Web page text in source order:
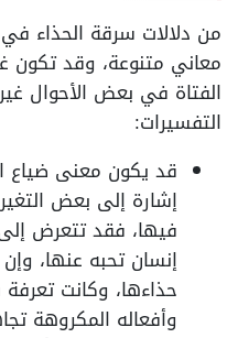
من دلالات سرقة الحذاء في
معاني متنوعة، وقد تكون
الفتاة في بعض الأحوال
التفسيرات:
قد يكون معنى ضياع
إشارة إلى بعض
فيها، فقد تتعرض
إنسان تحبه عنها،
حذاءها، وكانت
وأفعاله المكروهة